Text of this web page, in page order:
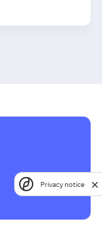
Privacy notice